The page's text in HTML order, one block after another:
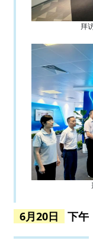
拜
6月20日 下午